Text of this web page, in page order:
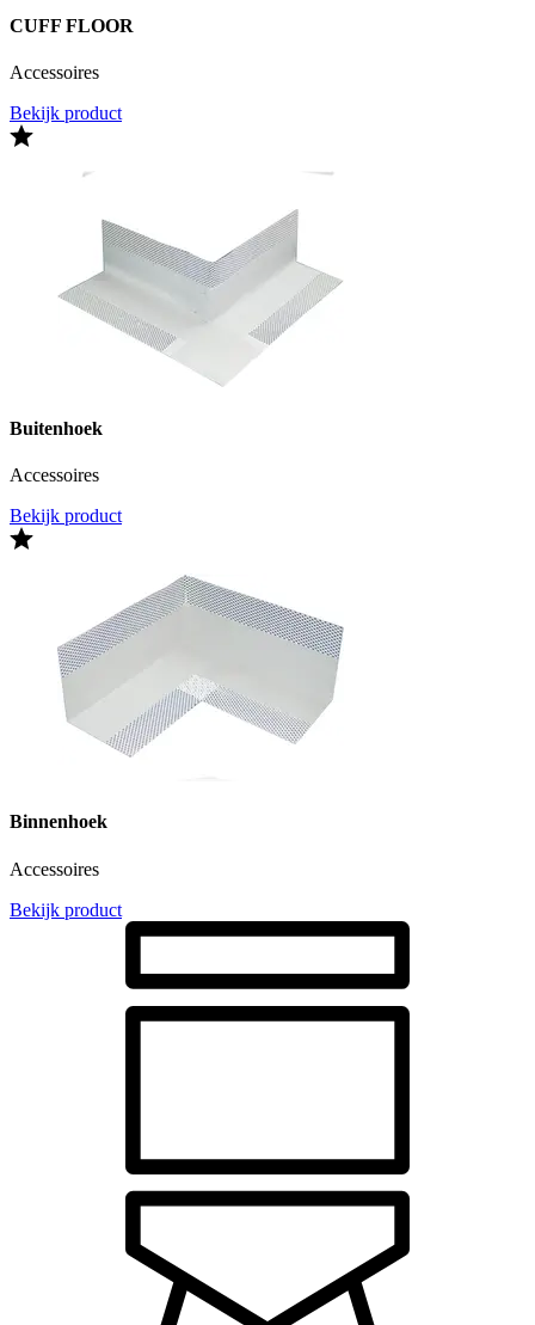
CUFF FLOOR
Accessoires
Bekijk product
Buitenhoek
Accessoires
Bekijk product
Binnenhoek
Accessoires
Bekijk product